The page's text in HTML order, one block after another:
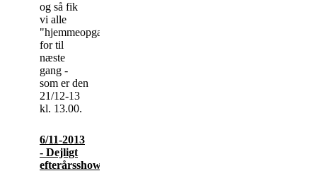
og så fik
vi alle
"hjemmeopgaver"
for til
næste
gang -
som er den
21/12-13
kl. 13.00.
6/11-2013
- Dejligt
efterårsshow